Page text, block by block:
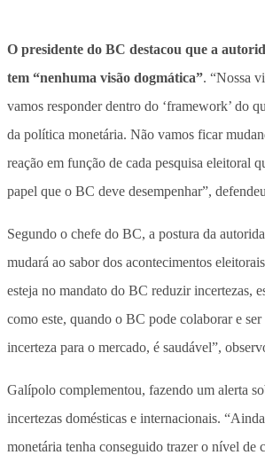
O presidente do BC destacou que a
tem “nenhuma visão dogmática”. “Nossa
vamos responder dentro do ‘framework’ do
da política monetária. Não vamos ficar
reação em função de cada pesquisa eleitoral
papel que o BC deve desempenhar”,
Segundo o chefe do BC, a postura da
mudará ao sabor dos acontecimentos eleitorais
esteja no mandato do BC reduzir incertezas,
como este, quando o BC pode colaborar e
incerteza para o mercado, é saudável”,
Galípolo complementou, fazendo um alerta
incertezas domésticas e internacionais.
monetária tenha conseguido trazer o nível de